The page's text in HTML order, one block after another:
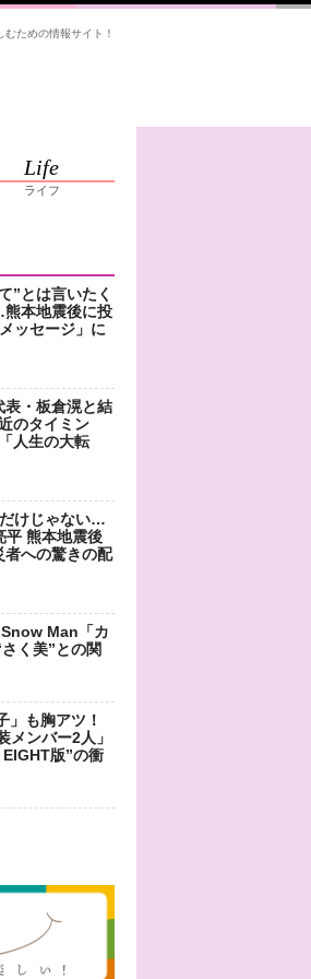
ための情報サイト！
Life
ライフ
”とは言いたく
本地震後に投
ッセージ」に
表・板倉滉と結
のタイミン
人生の大転
けじゃない…
熊本地震後
者への驚きの配
Man「カ
く美”との関
」も胸アツ！
ンバー2人」
版”の衝